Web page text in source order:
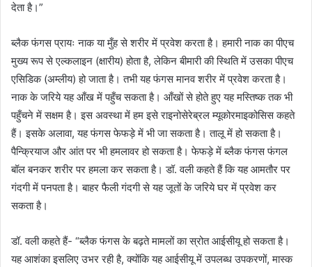
देता है।”
ब्लैक फंगस प्रायः नाक या मुँह से शरीर में प्रवेश करता है। हमारी नाक का पीएच
मुख्य रूप से एल्कलाइन (क्षारीय) होता है, लेकिन बीमारी की स्थिति में उसका पीएच
एसिडिक (अम्लीय) हो जाता है। तभी यह फंगस मानव शरीर में प्रवेश करता है।
नाक के जरिये यह आँख में पहुँच सकता है। आँखों से होते हुए यह मस्तिष्क तक भी
पहुँचने में सक्षम है। इस अवस्था में हम इसे राइनोसेरेब्रल म्यूकोरमाइकोसिस कहते
हैं। इसके अलावा, यह फंगस फेफड़े में भी जा सकता है। तालू में हो सकता है।
पैन्क्रियाज और आंत पर भी हमलावर हो सकता है। फेफड़े में ब्लैक फंगस फंगल
बॉल बनकर शरीर पर हमला कर सकता है। डॉ. वली कहते हैं कि यह आमतौर पर
गंदगी में पनपता है। बाहर फैली गंदगी से यह जूतों के जरिये घर में प्रवेश कर
सकता है।
डॉ. वली कहते हैं- “ब्लैक फंगस के बढ़ते मामलों का स्रोत आईसीयू हो सकता है।
यह आशंका इसलिए उभर रही है, क्योंकि यह आईसीयू में उपलब्ध उपकरणों, मास्क